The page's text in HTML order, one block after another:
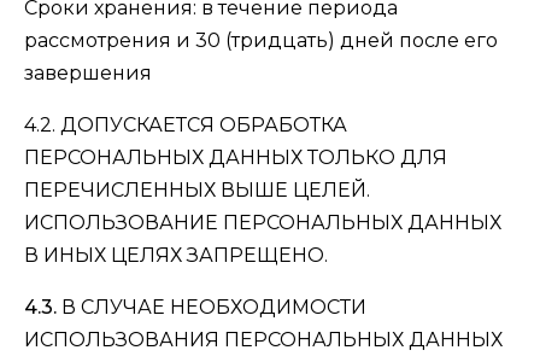
Сроки хранения: в течение периода
рассмотрения и 30 (тридцать) дней после его
завершения
4.2. ДОПУСКАЕТСЯ ОБРАБОТКА
ПЕРСОНАЛЬНЫХ ДАННЫХ ТОЛЬКО ДЛЯ
ПЕРЕЧИСЛЕННЫХ ВЫШЕ ЦЕЛЕЙ.
ИСПОЛЬЗОВАНИЕ ПЕРСОНАЛЬНЫХ ДАННЫХ
В ИНЫХ ЦЕЛЯХ ЗАПРЕЩЕНО.
4.3. В СЛУЧАЕ НЕОБХОДИМОСТИ
ИСПОЛЬЗОВАНИЯ ПЕРСОНАЛЬНЫХ ДАННЫХ